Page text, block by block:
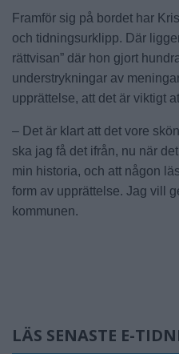
Framför sig på bordet har
och tidningsurklipp. Där
rättvisan” där hon gjort
understrykningar av
upprättelse, att det är viktigt
– Det är klart att det vore
ska jag få det ifrån, nu när
min historia, och att någon
form av upprättelse. Jag vill
kommunen.
LÄS SENASTE E-